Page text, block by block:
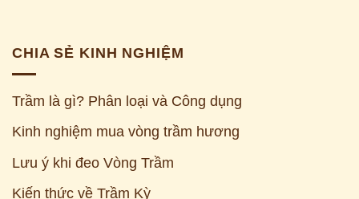
CHIA SẺ KINH NGHIỆM
Trầm là gì? Phân loại và Công dụng
Kinh nghiệm mua vòng trầm hương
Lưu ý khi đeo Vòng Trầm
Kiến thức về Trầm Kỳ